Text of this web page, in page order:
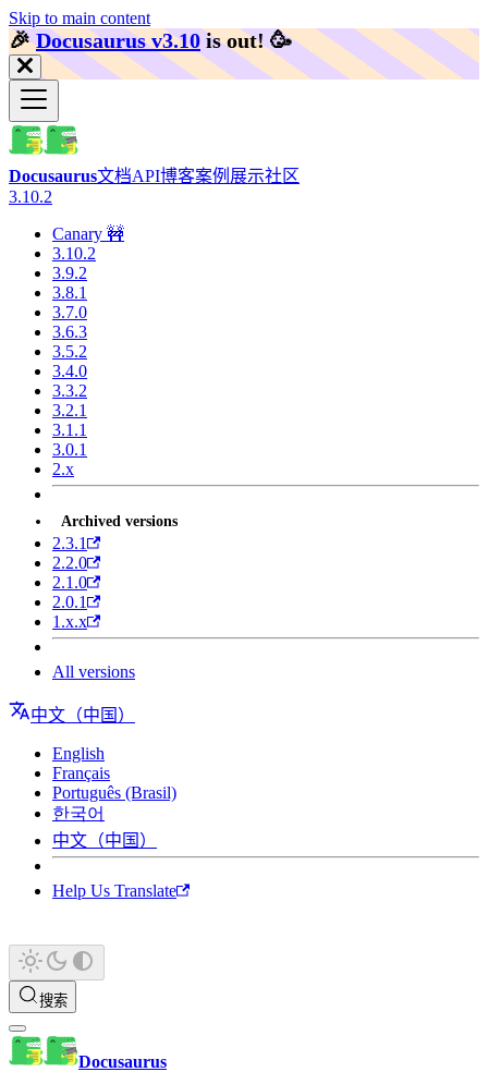
Skip to main content
🎉️Docusaurus v3.10 is out! 🥳️
Docusaurus文档API博客案例展示社区
3.10.2
Canary 🚧
3.10.2
3.9.2
3.8.1
3.7.0
3.6.3
3.5.2
3.4.0
3.3.2
3.2.1
3.1.1
3.0.1
2.x
Archived versions
2.3.1
2.2.0
2.1.0
2.0.1
1.x.x
All versions
中文（中国）
English
Français
Português (Brasil)
한국어
中文（中国）
Help Us Translate
搜索
Docusaurus